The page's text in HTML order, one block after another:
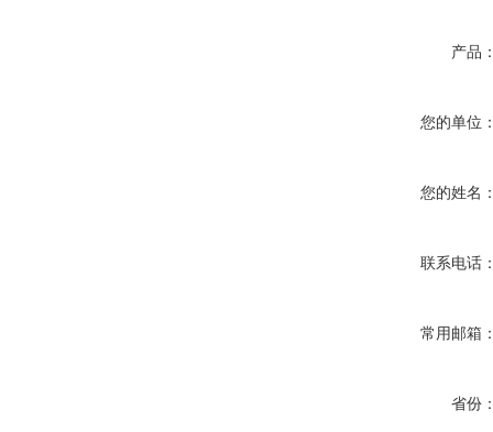
产品
您的单位
您的姓名
联系电话
常用邮箱
省份